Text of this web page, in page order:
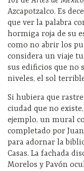
Azcapotzalco. Es
que ver la palabra
hormiga roja de su
como no abrir los
considera un viaje
sus edificios que no
niveles, el sol
Si hubiera que
ciudad que no
ejemplo, un mural
completado por
para adornar la
Casas. La fachada
Morelos y Pavón